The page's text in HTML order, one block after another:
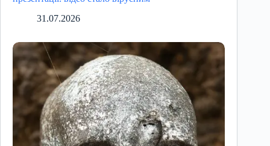
31.07.2026